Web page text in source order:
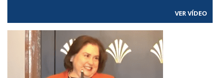
VER VÍDEO